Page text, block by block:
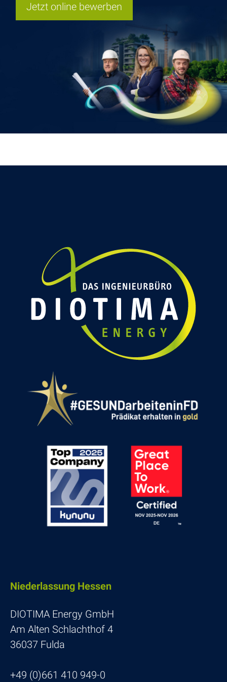
Jetzt online bewerben
Nieder­las­sung Hessen
DIOTIMA Energy GmbH
Am Alten Schlachthof 4
36037 Fulda
+49 (0)661 410 949-0